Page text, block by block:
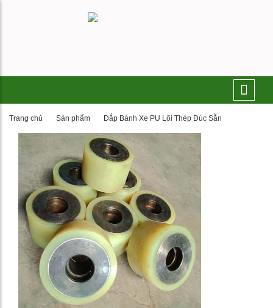
Trang chủ Sản phẩm Đắp Bánh Xe PU Lõi Thép Đúc Sẵn